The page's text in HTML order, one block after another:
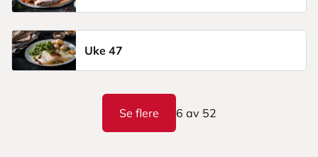
Uke 47
Se flere 6 av 52